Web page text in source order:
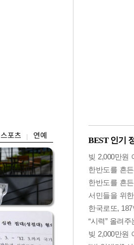
스포츠 연예